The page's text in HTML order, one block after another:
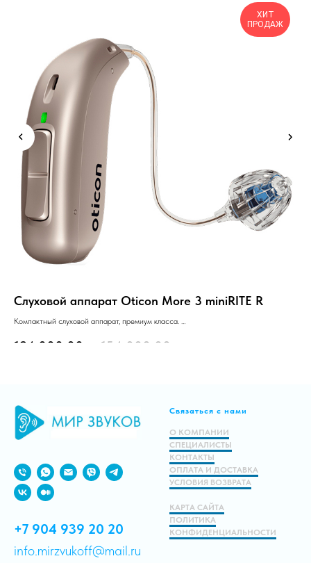
ХИТ
ПРОДАЖ
Слуховой аппарат Oticon More 3 miniRITE R
Компактный слуховой аппарат, премиум класса.
124 000.00 154 000.00
В корзину
+7 904 939 20 20
info.mirzvukoff@mail.ru
Связаться с нами
О КОМПАНИИ
СПЕЦИАЛИСТЫ
КОНТАКТЫ
ОПЛАТА И ДОСТАВКА
УСЛОВИЯ ВОЗВРАТА
КАРТА САЙТА
ПОЛИТИКА
КОНФИДЕНЦИАЛЬНОСТИ